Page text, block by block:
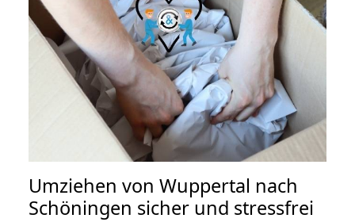
Umziehen von Wuppertal nach
Schöningen sicher und stressfrei